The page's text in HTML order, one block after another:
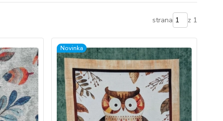
strana z 1
Novinka